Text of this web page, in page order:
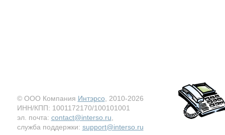
© ООО Компания Интэрсо , 2010-2026
ИНН/КПП: 1001172170/100101001
эл. почта: contact@interso.ru
служба поддержки: support@interso.ru